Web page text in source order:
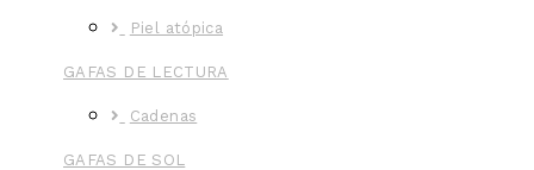
Piel atópica
GAFAS DE LECTURA
Cadenas
GAFAS DE SOL